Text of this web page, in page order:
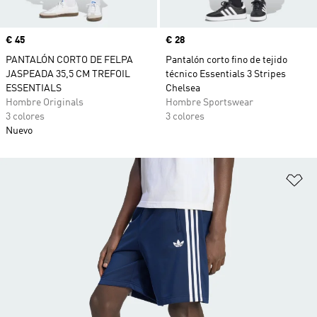
Precio
€ 45
PANTALÓN CORTO DE FELPA
JASPEADA 35,5 CM TREFOIL
ESSENTIALS
Hombre Originals
3 colores
Nuevo
Precio
€ 28
Pantalón corto fino de tejido
técnico Essentials 3 Stripes
Chelsea
Hombre Sportswear
3 colores